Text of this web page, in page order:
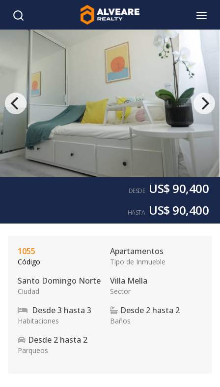
DESDE US$ 90,400
HASTA US$ 90,400
1055
Código
Apartamentos
Tipo de Inmueble
Santo Domingo Norte
Ciudad
Villa Mella
Sector
Desde3 hasta 3
Habitaciones
Desde 2 hasta 2
Baños
Desde 2 hasta 2
Parqueos